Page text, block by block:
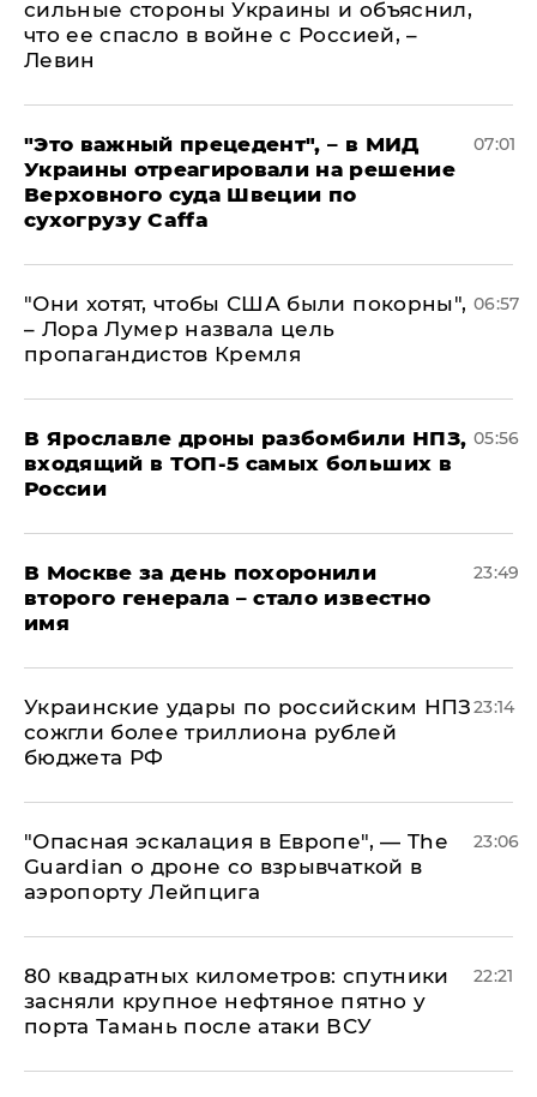
сильные стороны Украины и объяснил,
что ее спасло в войне с Россией, –
Левин
"Это важный прецедент", – в МИД
Украины отреагировали на решение
Верховного суда Швеции по
сухогрузу Caffa
07:01
"Они хотят, чтобы США были покорны",
– Лора Лумер назвала цель
пропагандистов Кремля
06:57
В Ярославле дроны разбомбили НПЗ,
входящий в ТОП-5 самых больших в
России
05:56
В Москве за день похоронили
второго генерала – стало известно
имя
23:49
Украинские удары по российским НПЗ
сожгли более триллиона рублей
бюджета РФ
23:14
"Опасная эскалация в Европе", — The
Guardian о дроне со взрывчаткой в
аэропорту Лейпцига
23:06
80 квадратных километров: спутники
засняли крупное нефтяное пятно у
порта Тамань после атаки ВСУ
22:21